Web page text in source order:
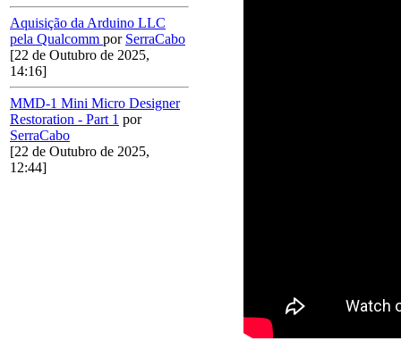
Aquisição da Arduino LLC
pela Qualcomm por SerraCabo
[22 de Outubro de 2025,
14:16]
MMD-1 Mini Micro Designer
Restoration - Part 1 por
SerraCabo
[22 de Outubro de 2025,
12:44]